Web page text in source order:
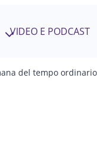
VIDEO E PODCAST
del tempo